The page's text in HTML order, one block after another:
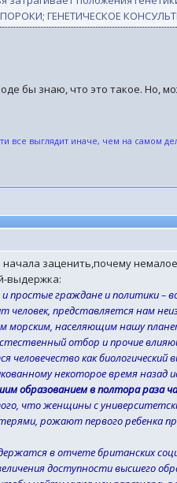
ГЕНЕТИЧЕСКОЕ
бы знаю, что это такое. Но,
все выглядит иначе, чем на самом
начала заценить,почему
выдержка:
простые граждане и политики –
человек, представляется нам
морским, населяющим нашу
отбор и прочие
человечество как биологический
некоторое время назад
образованием в полтора раза
что женщины с
рожают первого ребенка
в отчете британских
доступности высшего